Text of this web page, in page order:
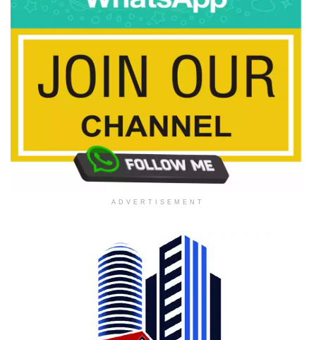
ADVERTISEMENT